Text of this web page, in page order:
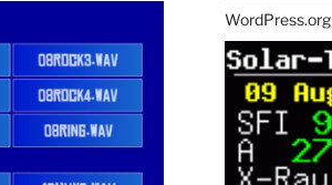
WordPress.org